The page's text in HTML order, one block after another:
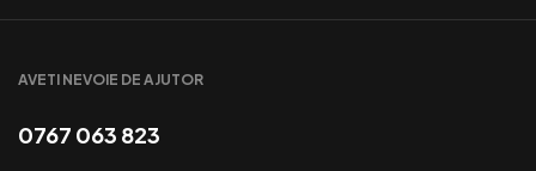
AVETI NEVOIE DE AJUTOR
0767 063 823